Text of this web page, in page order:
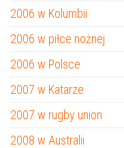
2006 w Kolumbii
2006 w piłce nożnej
2006 w Polsce
2007 w Katarze
2007 w rugby union
2008 w Australii